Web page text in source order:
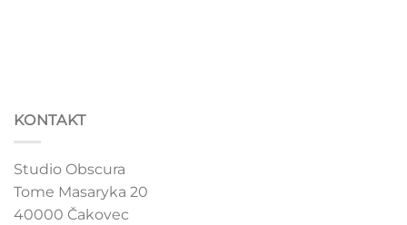
KONTAKT
Studio Obscura
Tome Masaryka 20
40000 Čakovec